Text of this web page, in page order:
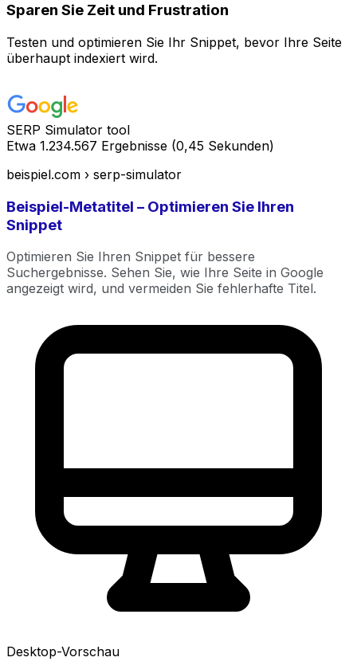
Sparen Sie Zeit und Frustration
Testen und optimieren Sie Ihr Snippet, bevor Ihre Seite
überhaupt indexiert wird.
SERP Simulator tool
Etwa 1.234.567 Ergebnisse (0,45 Sekunden)
beispiel.com › serp-simulator
Beispiel-Metatitel – Optimieren Sie Ihren
Snippet
Optimieren Sie Ihren Snippet für bessere
Suchergebnisse. Sehen Sie, wie Ihre Seite in Google
angezeigt wird, und vermeiden Sie fehlerhafte Titel.
Desktop-Vorschau